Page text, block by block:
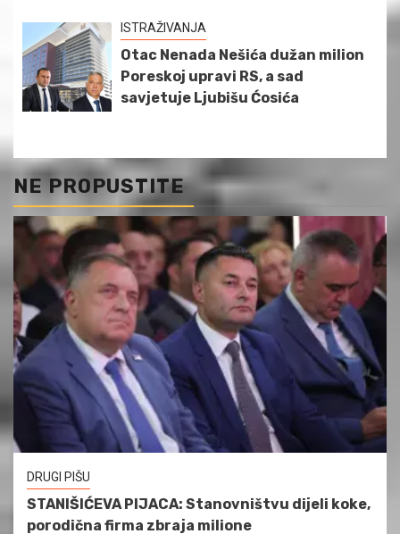
ISTRAŽIVANJA
Otac Nenada Nešića dužan milion
Poreskoj upravi RS, a sad
savjetuje Ljubišu Ćosića
NE PROPUSTITE
DRUGI PIŠU
STANIŠIĆEVA PIJACA: Stanovništvu dijeli koke,
porodična firma zbraja milione